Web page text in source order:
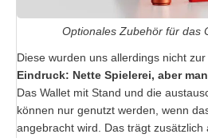
Optionales Zubehör für das
Diese wurden uns allerdings nicht zur
Eindruck: Nette Spielerei, aber
Das Wallet mit Stand und die
können nur genutzt werden, wenn
angebracht wird. Das trägt zusätzlich